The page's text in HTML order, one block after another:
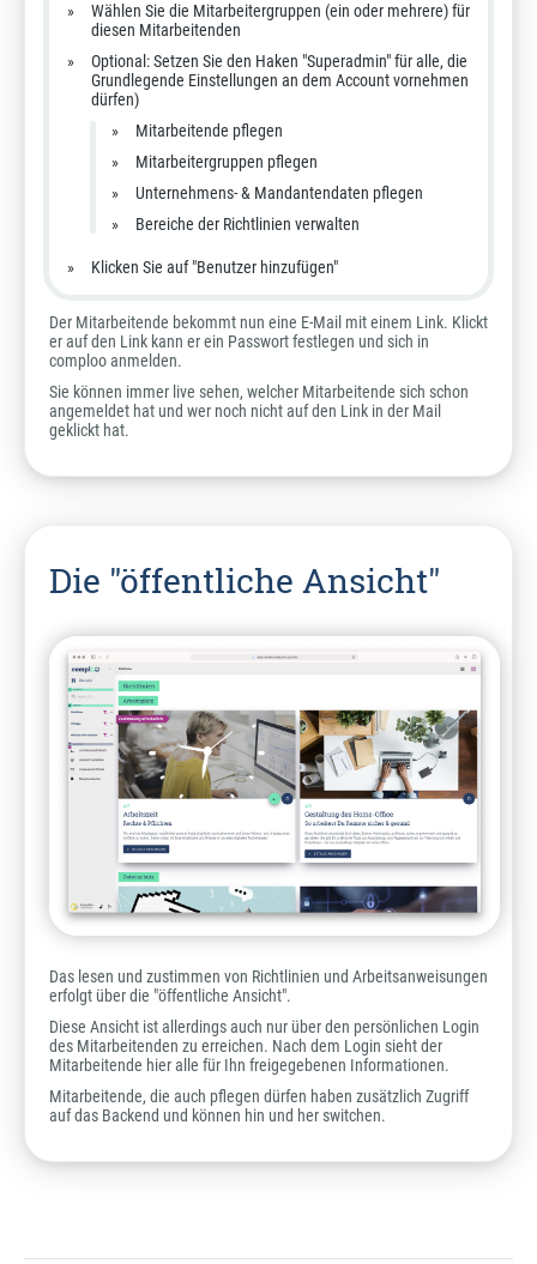
Wählen Sie die Mitarbeitergruppen (ein oder mehrere) für
diesen Mitarbeitenden
Optional: Setzen Sie den Haken "Superadmin" für alle, die
Grundlegende Einstellungen an dem Account vornehmen
dürfen)
Mitarbeitende pflegen
Mitarbeitergruppen pflegen
Unternehmens- & Mandantendaten pflegen
Bereiche der Richtlinien verwalten
Klicken Sie auf "Benutzer hinzufügen"
Der Mitarbeitende bekommt nun eine E-Mail mit einem Link. Klickt
er auf den Link kann er ein Passwort festlegen und sich in
comploo anmelden.
Sie können immer live sehen, welcher Mitarbeitende sich schon
angemeldet hat und wer noch nicht auf den Link in der Mail
geklickt hat.
Die "öffentliche Ansicht"
Das lesen und zustimmen von Richtlinien und Arbeitsanweisungen
erfolgt über die "öffentliche Ansicht".
Diese Ansicht ist allerdings auch nur über den persönlichen Login
des Mitarbeitenden zu erreichen. Nach dem Login sieht der
Mitarbeitende hier alle für Ihn freigegebenen Informationen.
Mitarbeitende, die auch pflegen dürfen haben zusätzlich Zugriff
auf das Backend und können hin und her switchen.